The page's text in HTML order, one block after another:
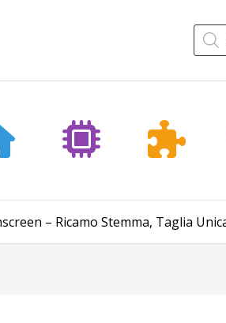
– Ricamo Stemma, Taglia